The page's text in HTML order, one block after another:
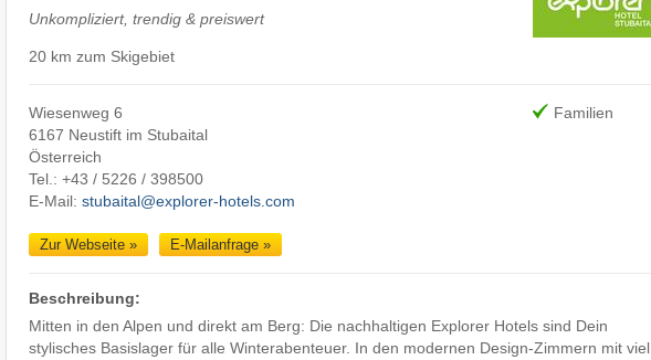
Unkompliziert, trendig & preiswert
20 km zum Skigebiet
Wiesenweg 6
6167 Neustift im Stubaital
Österreich
Tel.: +43 / 5226 / 398500
E-Mail: stubaital@explorer-hotels.com
Zur Webseite » E-Mailanfrage »
Familien
Beschreibung:
Mitten in den Alpen und direkt am Berg: Die nachhaltigen Explorer Hotels sind Dein
stylisches Basislager für alle Winterabenteuer. In den modernen Design-Zimmern mit viel